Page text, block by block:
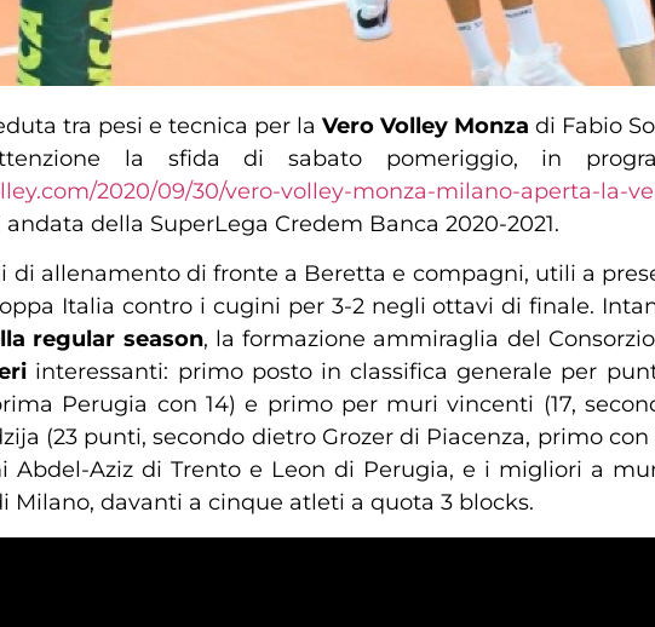
tra pesi e tecnica per la Vero Volley Monza di Fabio
la sfida di sabato pomeriggio, in
2020/09/30/vero-volley-monza-milano-aperta-la-
della SuperLega Credem Banca 2020-2021.
di allenamento di fronte a Beretta e compagni, utili a
Italia contro i cugini per 3-2 negli ottavi di finale.
regular season, la formazione ammiraglia del
interessanti: primo posto in classifica generale per
Perugia con 14) e primo per muri vincenti (17,
(23 punti, secondo dietro Grozer di Piacenza, primo
Abdel-Aziz di Trento e Leon di Perugia, e i migliori a
Milano, davanti a cinque atleti a quota 3 blocks.